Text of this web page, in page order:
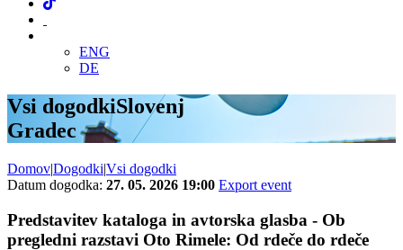
ENG
DE
Vsi dogodkiSlovenj
Gradec
Domov|Dogodki|Vsi dogodki
Datum dogodka: 27. 05. 2026 19:00 Export event
Predstavitev kataloga in avtorska glasba - Ob
pregledni razstavi Oto Rimele: Od rdeče do rdeče